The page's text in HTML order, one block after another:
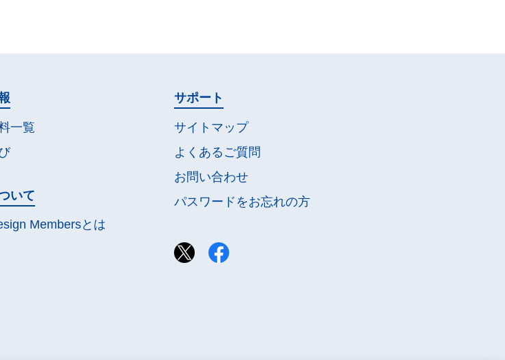
一覧
いて
Membersとは
サポート
サイトマップ
よくあるご質問
お問い合わせ
パスワードをお忘れの方